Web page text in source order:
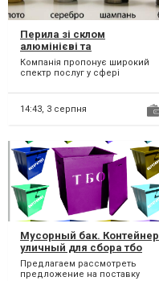
Перила зі склом
алюмінієві та
комплектуючі
Компанія пропонує широкий
спектр послуг у сфері
проектування. перила та
комп...
14:43, 3 серпня
Мусорный бак. Контейнер
уличный для сбора тбо
отходов и вывоза мусора
Предлагаем рассмотреть
предложение на поставку